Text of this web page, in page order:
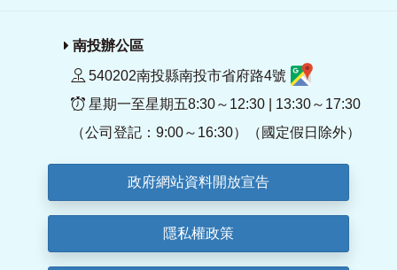
南投辦公區
540202南投縣南投市省府路4號
星期一至星期五8:30～12:30 | 13:30～17:30
（公司登記：9:00～16:30）（國定假日除外）
政府網站資料開放宣告
隱私權政策